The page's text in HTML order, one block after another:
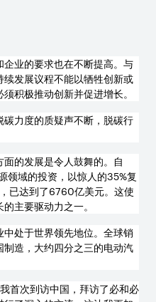
业的要求也在不断提高。与
发展议程不能以牺牲创新或
积极推动创新并促进增长。
力度的质疑声不断，脱碳行
的发展是令人鼓舞的。自
领域的投资，以惊人的35%复
已达到了6760亿美元。这使
的主要驱动力之一。
处于世界领先地位。全球销
造，大约四分之三的电动汽
首次到访中国，拜访了必和必